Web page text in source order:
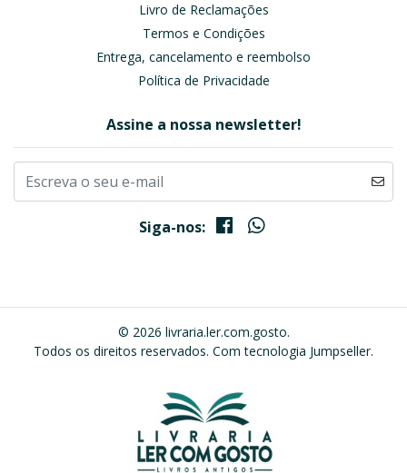
Livro de Reclamações
Termos e Condições
Entrega, cancelamento e reembolso
Política de Privacidade
Assine a nossa newsletter!
Siga-nos:
© 2026 livraria.ler.com.gosto.
Todos os direitos reservados. Com tecnologia Jumpseller.